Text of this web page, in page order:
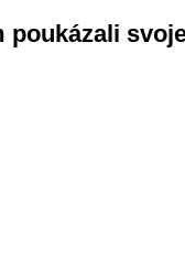
poukázali